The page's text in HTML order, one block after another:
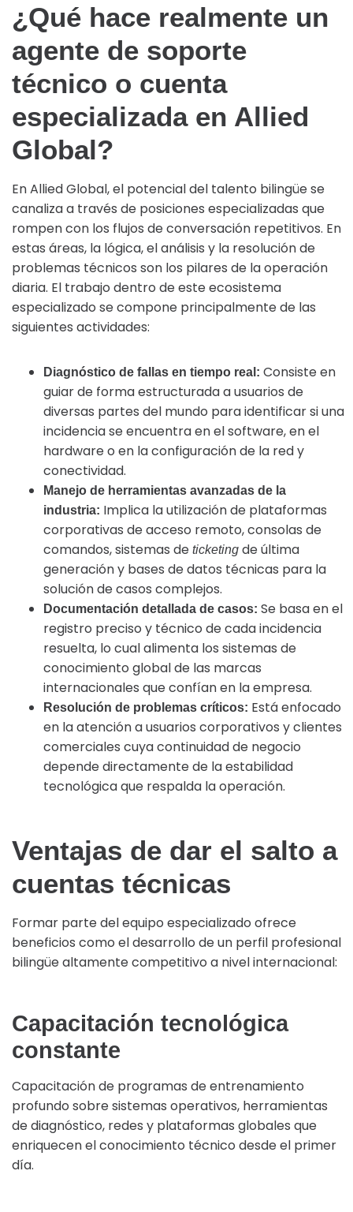
¿Qué hace realmente un
agente de soporte
técnico o cuenta
especializada en Allied
Global?
En Allied Global, el potencial del talento bilingüe se
canaliza a través de posiciones especializadas que
rompen con los flujos de conversación repetitivos. En
estas áreas, la lógica, el análisis y la resolución de
problemas técnicos son los pilares de la operación
diaria. El trabajo dentro de este ecosistema
especializado se compone principalmente de las
siguientes actividades:
Diagnóstico de fallas en tiempo real: Consiste en
guiar de forma estructurada a usuarios de
diversas partes del mundo para identificar si una
incidencia se encuentra en el software, en el
hardware o en la configuración de la red y
conectividad.
Manejo de herramientas avanzadas de la
industria: Implica la utilización de plataformas
corporativas de acceso remoto, consolas de
comandos, sistemas de ticketing de última
generación y bases de datos técnicas para la
solución de casos complejos.
Documentación detallada de casos: Se basa en el
registro preciso y técnico de cada incidencia
resuelta, lo cual alimenta los sistemas de
conocimiento global de las marcas
internacionales que confían en la empresa.
Resolución de problemas críticos: Está enfocado
en la atención a usuarios corporativos y clientes
comerciales cuya continuidad de negocio
depende directamente de la estabilidad
tecnológica que respalda la operación.
Ventajas de dar el salto a
cuentas técnicas
Formar parte del equipo especializado ofrece
beneficios como el desarrollo de un perfil profesional
bilingüe altamente competitivo a nivel internacional:
Capacitación tecnológica
constante
Capacitación de programas de entrenamiento
profundo sobre sistemas operativos, herramientas
de diagnóstico, redes y plataformas globales que
enriquecen el conocimiento técnico desde el primer
día.